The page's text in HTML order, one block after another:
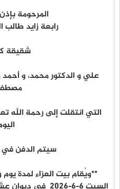
المرحومة
رابعة زايد طالب
شقيقة
علي و الدكتور محمد، و
التي انتقلت إلى رحمة الله
سيتم الدفن في
**ويُقام بيت العزاء لمدة